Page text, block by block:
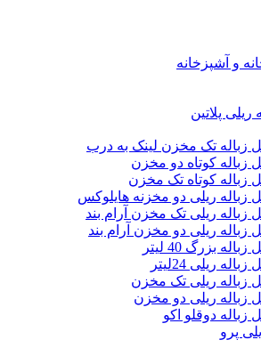
و آشپزخانه
پلاتین
زباله تک مخزن لینک به درب
کوتاه دو مخزن
کوتاه تک مخزن
ریلی دو مخزنه هایلوکس
ریلی تک مخزن آرام بند
ریلی دو مخزن آرام بند
بزرگ 40 لیتر
ریلی 24لیتر
زباله ریلی تک مخزن
زباله ریلی دو مخزن
دوقلو اکو
پرو